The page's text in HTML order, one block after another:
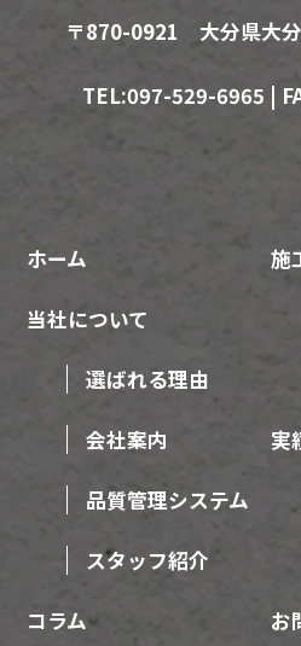
〒870-0921 大分県大
TEL:097-529-6965 |
ホーム
当社について
選ばれる理由
会社案内
品質管理システム
スタッフ紹介
施
実
コラム お